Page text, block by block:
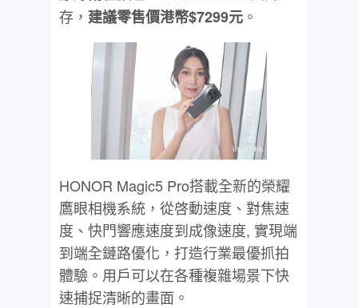
存， 建議零售價港幣$7299元 。
HONOR Magic5 Pro搭載全新的榮耀
鷹眼相機系統，從啓動速度、對焦速
度、快門響應速度到成像速度, 實現端
到端全鏈路優化，打造行業最優抓拍
體驗。用戶可以在各種複雜場景下快
速捕捉清晰的畫面。